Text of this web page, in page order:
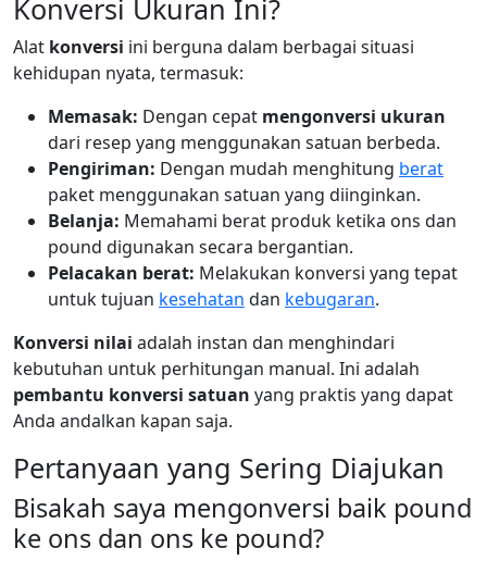
Konversi Ukuran Ini?
Alat konversi ini berguna dalam berbagai situasi
kehidupan nyata, termasuk:
Memasak: Dengan cepat mengonversi ukuran
dari resep yang menggunakan satuan berbeda.
Pengiriman: Dengan mudah menghitung berat
paket menggunakan satuan yang diinginkan.
Belanja: Memahami berat produk ketika ons dan
pound digunakan secara bergantian.
Pelacakan berat: Melakukan konversi yang tepat
untuk tujuan kesehatan dan kebugaran.
Konversi nilai adalah instan dan menghindari
kebutuhan untuk perhitungan manual. Ini adalah
pembantu konversi satuan yang praktis yang dapat
Anda andalkan kapan saja.
Pertanyaan yang Sering Diajukan
Bisakah saya mengonversi baik pound
ke ons dan ons ke pound?